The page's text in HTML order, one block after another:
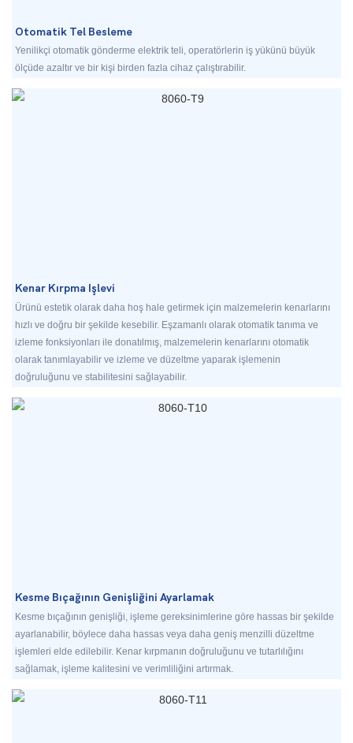
Otomatik Tel Besleme
Yenilikçi otomatik gönderme elektrik teli, operatörlerin iş yükünü büyük
ölçüde azaltır ve bir kişi birden fazla cihaz çalıştırabilir.
Kenar Kırpma Işlevi
Ürünü estetik olarak daha hoş hale getirmek için malzemelerin kenarlarını
hızlı ve doğru bir şekilde kesebilir. Eşzamanlı olarak otomatik tanıma ve
izleme fonksiyonları ile donatılmış, malzemelerin kenarlarını otomatik
olarak tanımlayabilir ve izleme ve düzeltme yaparak işlemenin
doğruluğunu ve stabilitesini sağlayabilir.
Kesme Bıçağının Genişliğini Ayarlamak
Kesme bıçağının genişliği, işleme gereksinimlerine göre hassas bir şekilde
ayarlanabilir, böylece daha hassas veya daha geniş menzilli düzeltme
işlemleri elde edilebilir. Kenar kırpmanın doğruluğunu ve tutarlılığını
sağlamak, işleme kalitesini ve verimliliğini artırmak.